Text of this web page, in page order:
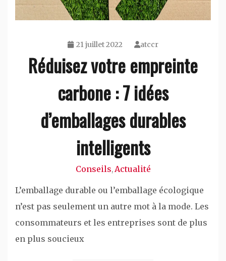
21 juillet 2022 atccr
Réduisez votre empreinte
carbone : 7 idées
d’emballages durables
intelligents
Conseils,Actualité
L’emballage durable ou l’emballage écologique
n’est pas seulement un autre mot à la mode. Les
consommateurs et les entreprises sont de plus
en plus soucieux